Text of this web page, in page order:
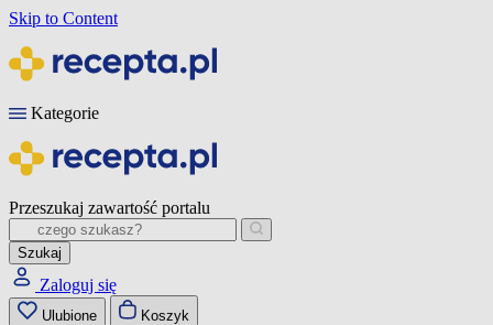
Skip to Content
Kategorie
Przeszukaj zawartość portalu
Szukaj
Zaloguj się
Ulubione Koszyk